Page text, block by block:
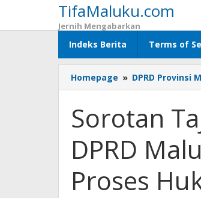
konten
TifaMaluku.com
Jernih Mengabarkan
Indeks Berita Terms of
Homepage » DPRD Provinsi
Sorotan
DPRD
Proses